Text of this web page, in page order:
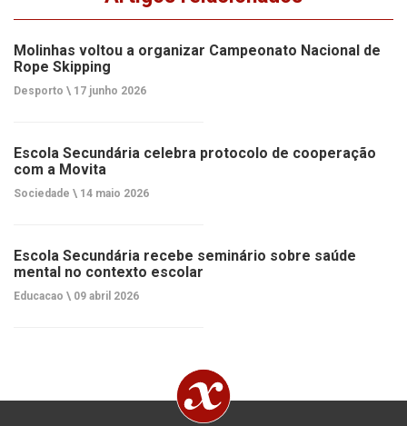
Molinhas voltou a organizar Campeonato Nacional de
Rope Skipping
Desporto \ 17 junho 2026
Escola Secundária celebra protocolo de cooperação
com a Movita
Sociedade \ 14 maio 2026
Escola Secundária recebe seminário sobre saúde
mental no contexto escolar
Educacao \ 09 abril 2026